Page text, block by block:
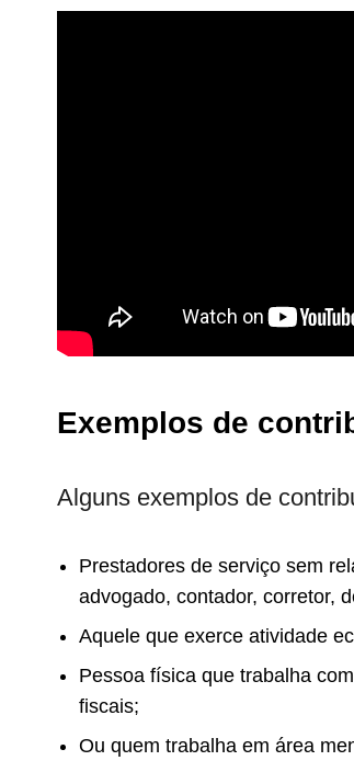
Exemplos de
Alguns exemplos de
Prestadores de serviço sem
advogado, contador, corretor,
Aquele que exerce atividade
Pessoa física que trabalha
fiscais;
Ou quem trabalha em área